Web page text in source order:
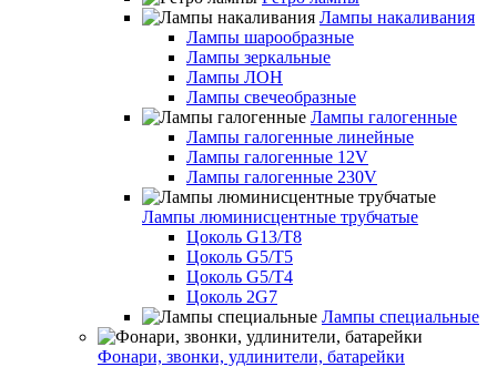
Лампы накаливания
Лампы шарообразные
Лампы зеркальные
Лампы ЛОН
Лампы свечеобразные
Лампы галогенные
Лампы галогенные линейные
Лампы галогенные 12V
Лампы галогенные 230V
Лампы люминисцентные трубчатые
Цоколь G13/T8
Цоколь G5/Т5
Цоколь G5/T4
Цоколь 2G7
Лампы специальные
Фонари, звонки, удлинители, батарейки